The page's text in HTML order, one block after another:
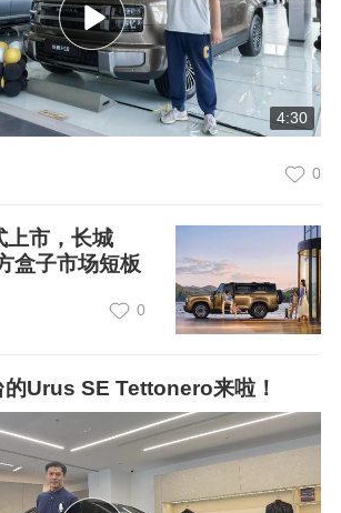
4:30
0
上市，长城
盒子市场短板
0
Urus SE Tettonero来啦！